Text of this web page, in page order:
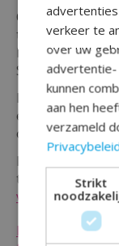
Op zoek naar
themafeestje?
bestaat uit
Swirls, een
Met dit
één keer alles
of themafeestje.
Heb je liever
themafeestje?
voor
Brandweer/
verkeer te
over uw
advertentie-
kunnen
aan hen
verzameld
Strikt